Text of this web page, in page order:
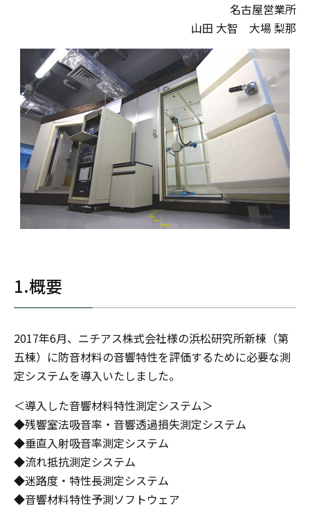
名古屋営業所
山田 大智 大場 梨那
1.概要
2017年6月、ニチアス株式会社様の浜松研究所新棟（第
五棟）に防音材料の音響特性を評価するために必要な測
定システムを導入いたしました。
＜導入した音響材料特性測定システム＞
◆残響室法吸音率・音響透過損失測定システム
◆垂直入射吸音率測定システム
◆流れ抵抗測定システム
◆迷路度・特性長測定システム
◆音響材料特性予測ソフトウェア